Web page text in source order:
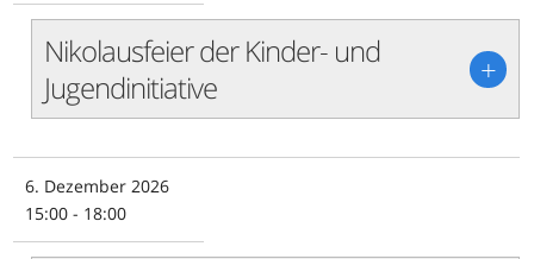
Nikolausfeier der Kinder- und
Jugendinitiative
+
6. Dezember 2026
15:00 - 18:00